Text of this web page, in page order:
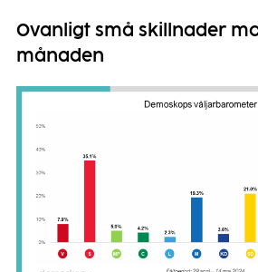
Ovanligt små skillnader
månaden